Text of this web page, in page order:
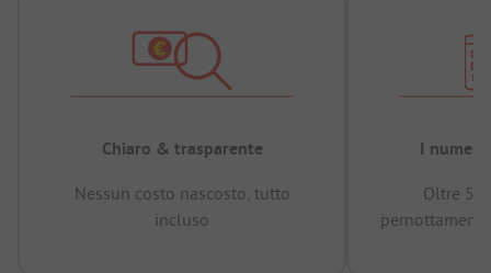
Chiaro & trasparente
Nessun costo nascosto, tutto
incluso
I numeri
Oltre